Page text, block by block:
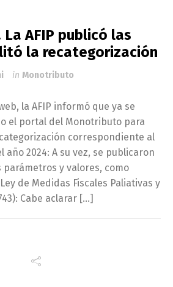
AFIP publicó las
la recategorización
in Monotributo
la AFIP informó que ya se
el portal del Monotributo para
correspondiente al
2024: A su vez, se publicaron
y valores, como
de Medidas Fiscales Paliativas y
Cabe aclarar […]